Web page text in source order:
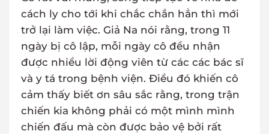
cách ly cho tới khi chắc chắn hẳn thì mới
trở lại làm việc. Giả Na nói rằng, trong 11
ngày bị cô lập, mỗi ngày cô đều nhận
được nhiều lời động viên từ các các bác sĩ
và y tá trong bệnh viện. Điều đó khiến cô
cảm thấy biết ơn sâu sắc rằng, trong trận
chiến kia không phải có một mình mình
chiến đấu mà còn được bảo vệ bởi rất